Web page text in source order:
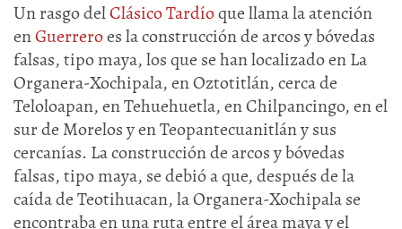
Un rasgo delClásico Tardíoque llama la atención
enGuerreroes la construcción de arcos y bóvedas
falsas, tipo maya, los que se han localizado en La
Organera-Xochipala, en Oztotitlán, cerca de
Teloloapan, en Tehuehuetla, en Chilpancingo, en el
sur de Morelos y en Teopantecuanitlán y sus
cercanías. La construcción de arcos y bóvedas
falsas, tipo maya, se debió a que, después de la
caída de Teotihuacan, la Organera-Xochipala se
encontraba en una ruta entre el área maya y el